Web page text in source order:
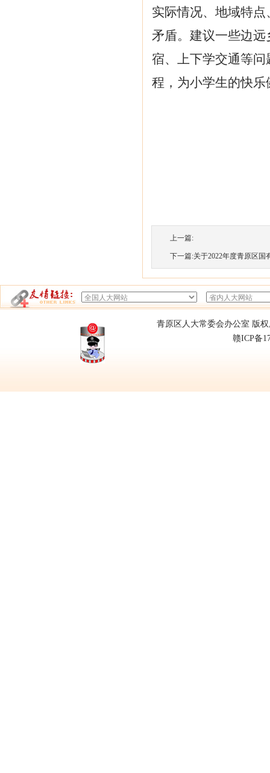
实际情况、地域特
矛盾。建议一些边
宿、上下学交通等
程，为小学生的快
上一篇:
下一篇:关于2022年度青原区国
青原区人大常委会办公室 版
赣ICP备